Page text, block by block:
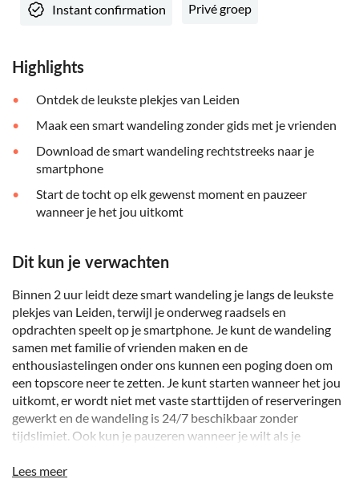
Instant confirmation Privé groep
Highlights
Ontdek de leukste plekjes van Leiden
Maak een smart wandeling zonder gids met je vrienden
Download de smart wandeling rechtstreeks naar je
smartphone
Start de tocht op elk gewenst moment en pauzeer
wanneer je het jou uitkomt
Dit kun je verwachten
Binnen 2 uur leidt deze smart wandeling je langs de leukste
plekjes van Leiden, terwijl je onderweg raadsels en
opdrachten speelt op je smartphone. Je kunt de wandeling
samen met familie of vrienden maken en de
enthousiastelingen onder ons kunnen een poging doen om
een topscore neer te zetten. Je kunt starten wanneer het jou
uitkomt, er wordt niet met vaste starttijden of reserveringen
gewerkt en de wandeling is 24/7 beschikbaar zonder
tijdslimiet. Ook kun je pauzeren wanneer je wilt als je
ergens iets wilt eten of drinken. De smart wandeling voor
Lees meer